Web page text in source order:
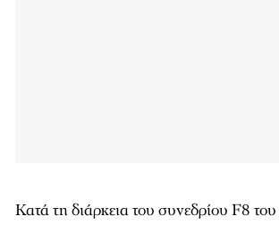
Κατά τη διάρκεια του συνεδρίου F8